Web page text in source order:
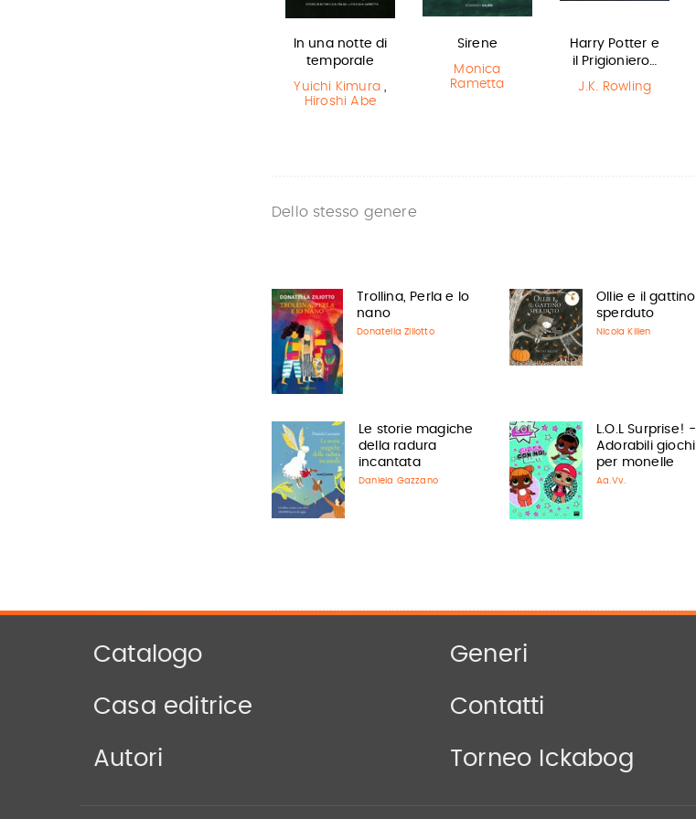
In una notte di
temporale
Yuichi Kimura ,
Hiroshi Abe
Sirene
Monica
Rametta
Harry Potter e
il Prigioniero…
J.K. Rowling
Dello stesso genere
Trollina, Perla e Io
nano
Donatella Ziliotto
Ollie e il gattino
sperduto
Nicola Killen
Le storie magiche
della radura
incantata
Daniela Gazzano
L.O.L Surprise! -
Adorabili giochi
per monelle
Aa.Vv.
Catalogo Generi
Casa editrice Contatti
Autori Torneo Ickabog